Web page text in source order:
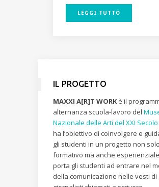
LEGGI TUTTO
IL PROGETTO
MAXXI A[R]T WORKè il
alternanza scuola-lavoro del
Nazionale delle Arti del XXI Secolo
ha l’obiettivo di coinvolgere e
gli studenti in un progetto non solo
formativo ma anche
porta gli studenti ad entrare nel
della comunicazione nelle vesti di